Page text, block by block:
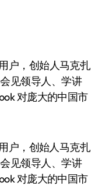
见领导人、学讲
对庞大的中国市
户，创始人马克·扎
见领导人、学讲
对庞大的中国市